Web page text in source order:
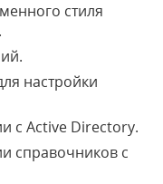
стиля
настройки
с Active Directory.
справочников с